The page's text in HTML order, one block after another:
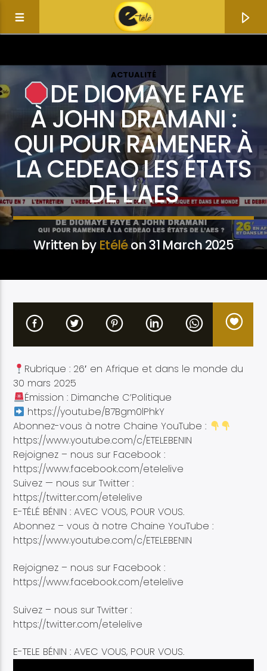
Current track
Title
Etele en direct
ACTUALITÉ
DE DIOMAYE FAYE
À JOHN DRAMANI :
QUI POUR RAMENER À
LA CEDEAO LES ÉTATS
DE L’AES
Written by Etéléon 31 March 2025
Rubrique : 26′ en Afrique et dans le monde du
30 mars 2025
Émission : Dimanche C’Politique
https://youtu.be/B7Bgm0lPhkY
Abonnez-vous à notre Chaine YouTube :
https://www.youtube.com/c/ETELEBENIN
Rejoignez – nous sur Facebook :
https://www.facebook.com/etelelive
Suivez — nous sur Twitter :
https://twitter.com/etelelive
E-TÉLÉ BÉNIN : AVEC VOUS, POUR VOUS.
Abonnez – vous à notre Chaine YouTube :
https://www.youtube.com/c/ETELEBENIN
Rejoignez – nous sur Facebook :
https://www.facebook.com/etelelive
Suivez – nous sur Twitter :
https://twitter.com/etelelive
E-TELE BÉNIN : AVEC VOUS, POUR VOUS.